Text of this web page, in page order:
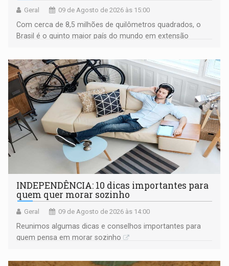
Geral 09 de Agosto de 2026 às 15:00
Com cerca de 8,5 milhões de quilômetros quadrados, o
Brasil é o quinto maior país do mundo em extensão
INDEPENDÊNCIA: 10 dicas importantes para
quem quer morar sozinho
Geral 09 de Agosto de 2026 às 14:00
Reunimos algumas dicas e conselhos importantes para
quem pensa em morar sozinho